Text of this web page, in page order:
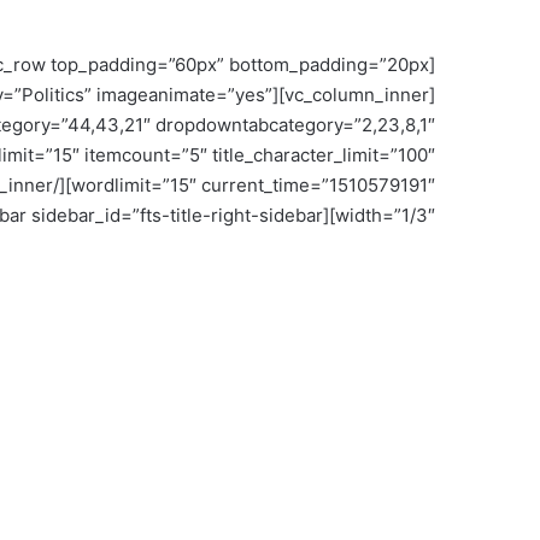
imageanimate=”yes”
dropdowntabcategory=”2,23,8,1″
itemcount=”5″ title_character_limit=”100″
width=”1/3″][vc_widget_sidebar sidebar_id=”fts-title-right-sidebar”][/vc_column][/vc_row]